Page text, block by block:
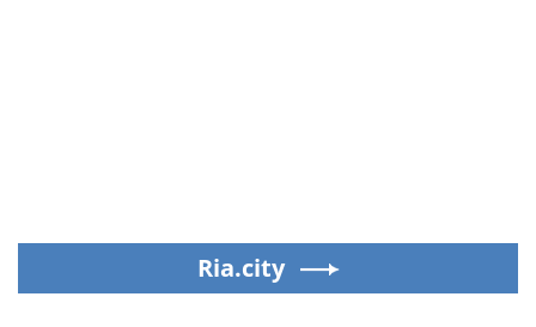
Ria.city